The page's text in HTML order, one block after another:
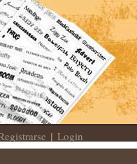
| Login